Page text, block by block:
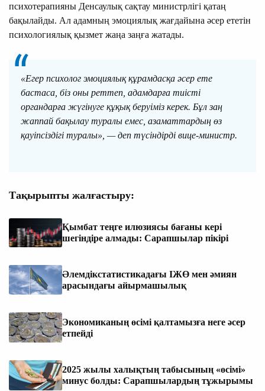
психотерапияны Денсаулық сақтау министрлігі қатаң
бақылайды. Ал адамның эмоциялық жағдайына әсер ететін
психологиялық қызмет жаңа заңға жатады.
«Егер психолог эмоциялық құрамдасқа әсер ете
бастаса, біз оны реттеп, адамдарға тиісті
органдарға жүгінуге құқық беруіміз керек. Бұл заң
жаппай бақылау туралы емес, азаматтардың өз
қауіпсіздігі туралы», — деп түсіндірді вице-министр.
Тақырыпты жалғастыру:
Қымбат теңге илюзиясы бағаны кері
шегіндіре алмады: Сарапшылар пікірі
Әлемдікстатистикадағы ІЖӨ мен әмиян
арасындағы айырмашылық
Экономиканың өсімі қалтамызға неге әсер
етпейді
2025 жылы халықтың табысының «өсімі»
минус болды: Сарапшылардың тұжырымы